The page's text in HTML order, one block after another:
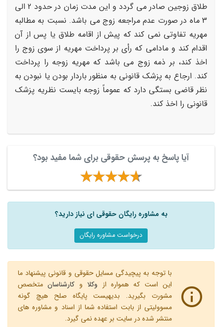
طلاق زوجین صادر می گردد و این مدت زمان در حدود 2 الی
3 ماه در صورت عدم مراجعه زوج می باشد. نسبت به مطالبه
مهریه تفاوتی نمی کند که پیش از اقامه طلاق یا پس از آن
اقدام کند و مادامی که رأی بر پرداخت مهریه از سوی زوج را
اخذ کند، بر ذمه زوج می باشد که مهریه زوجه را پرداخت
کند. ارجاع به پزشک قانونی به منظور باردار بودن یا نبودن به
نظر قاضی بستگی دارد که عموماً زوجه بایست نظریه پزشک
قانونی را اخذ کند.
آیا پاسخ به پرسش حقوقی برای شما مفید بود؟
به مشاوره رایگان حقوقی ای نیاز دارید؟
درخواست مشاوره رایگان
با توجه به پیچیدگی مسایل حقوقی و قانونی پیشنهاد ما
این است که همواره از وکلاو کارشناسانمتخصص
مشورت بگیرید. بدیهیست پایگاه صلح هیچ گونه
مسوولیتی از بابت استفاده شما از اسناد و مشاوره های
منتشر شده در سایت بر عهده نمی گیرد.